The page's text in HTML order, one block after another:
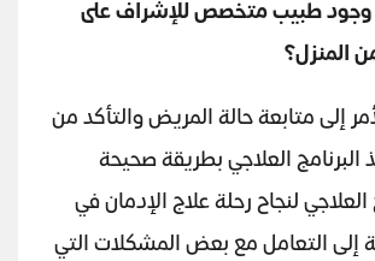
طبيب متخصص للإشراف على
المنزل؟
إلى متابعة حالة المريض والتأكد من
البرنامج العلاجي بطريقة صحيحة
العلاجي لنجاح رحلة علاج الإدمان في
إلى التعامل مع بعض المشكلات التي